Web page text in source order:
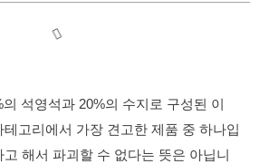
의 석영석과 20%의 수지로 구성된 이
고리에서 가장 견고한 제품 중 하나입
해서 파괴할 수 없다는 뜻은 아닙니